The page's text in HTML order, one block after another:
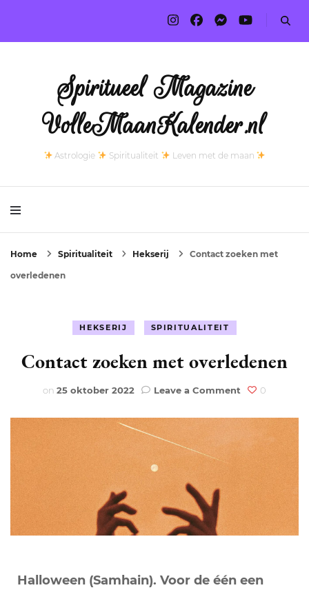
Spiritueel Magazine
VolleMaanKalender.nl
Astrologie Spiritualiteit Leven met de maan
Home Spiritualiteit Hekserij Contact zoeken met
overledenen
HEKSERIJ SPIRITUALITEIT
Contact zoeken met overledenen
on 25 oktober 2022 Leave a Comment on
zoeken
overledenen
0
Halloween (Samhain). Voor de één een